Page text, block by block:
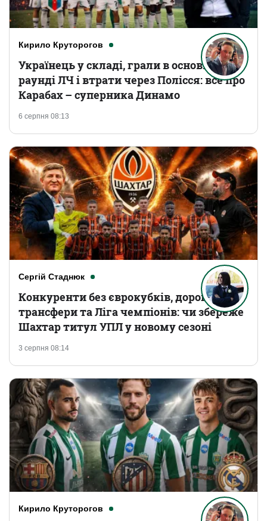
Кирило Круторогов
6 серпня 08:13
Українець у складі, грали в основному
раунді ЛЧ і втрати через Полісся: все про
Карабах – суперника Динамо
Сергій Стаднюк
3 серпня 08:14
Конкуренти без єврокубків, дорогі
трансфери та Ліга чемпіонів: чи збереже
Шахтар титул УПЛ у новому сезоні
Кирило Круторогов